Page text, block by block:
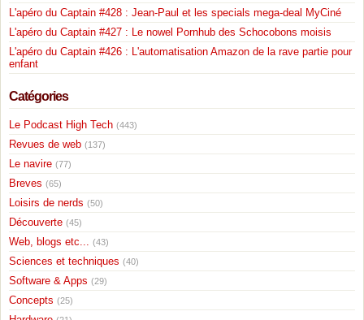
L'apéro du Captain #428 : Jean-Paul et les specials mega-deal MyCiné
L'apéro du Captain #427 : Le nowel Pornhub des Schocobons moisis
L'apéro du Captain #426 : L'automatisation Amazon de la rave partie pour
enfant
Catégories
Le Podcast High Tech (443)
Revues de web (137)
Le navire (77)
Breves (65)
Loisirs de nerds (50)
Découverte (45)
Web, blogs etc... (43)
Sciences et techniques (40)
Software & Apps (29)
Concepts (25)